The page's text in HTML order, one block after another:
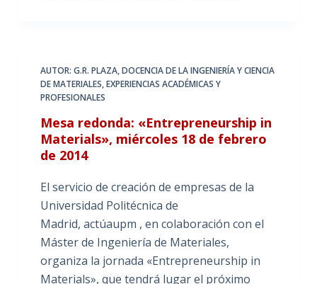
AUTOR: G.R. PLAZA,DOCENCIA DE LA INGENIERÍA Y CIENCIA
DE MATERIALES,EXPERIENCIAS ACADÉMICAS Y
PROFESIONALES
Mesa redonda: «Entrepreneurship in
Materials», miércoles 18 de febrero
de 2014
El servicio de creación de empresas de la
Universidad Politécnica de
Madrid, actúaupm , en colaboración con el
Máster de Ingeniería de Materiales,
organiza la jornada «Entrepreneurship in
Materials», que tendrá lugar el próximo